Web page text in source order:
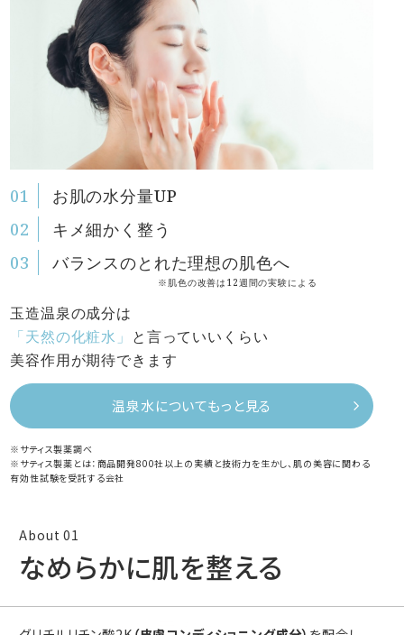
お肌の水分量UP
キメ細かく整う
バランスのとれた理想の肌色へ
※肌色の改善は12週間の実験による
玉造温泉の成分は
「天然の化粧水」 と言っていいくらい
美容作用が期待できます
温泉水についてもっと見る
※サティス製薬調べ
※サティス製薬とは：商品開発800社以上の実績と技術力を生かし、肌の美容に関わる
有効性試験を受託する会社
なめらかに肌を整える